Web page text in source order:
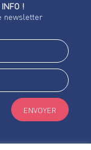
!
newsletter
ENVOYER